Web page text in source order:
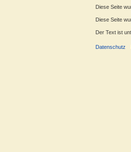
Diese Seite
Diese Seite
Der Text ist
Datenschutz